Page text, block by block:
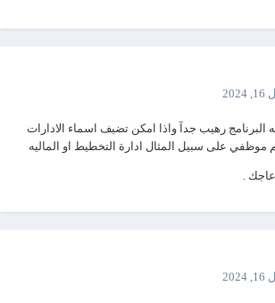
البرنامج رهيب جدآ واذا امكن تضيف اسماء الادارات
موظفي على سبيل المثال ادارة التخطيط او الماليه
.